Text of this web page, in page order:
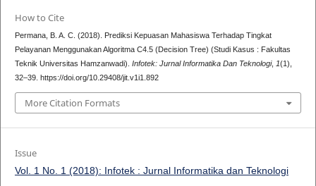
How to Cite
Permana, B. A. C. (2018). Prediksi Kepuasan Mahasiswa Terhadap Tingkat
Pelayanan Menggunakan Algoritma C4.5 (Decision Tree) (Studi Kasus : Fakultas
Teknik Universitas Hamzanwadi). Infotek: Jurnal Informatika Dan Teknologi, 1(1),
32–39. https://doi.org/10.29408/jit.v1i1.892
More Citation Formats
Issue
Vol. 1 No. 1 (2018): Infotek : Jurnal Informatika dan Teknologi